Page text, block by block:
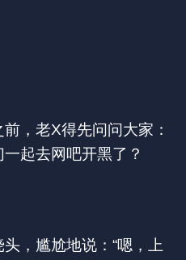
，老X得先问问大家：
起去网吧开黑了？
，尴尬地说：“嗯，上